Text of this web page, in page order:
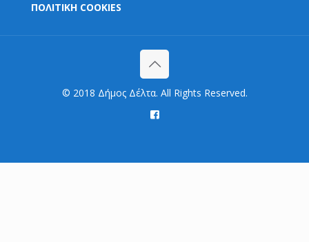
ΠΟΛΙΤΙΚΗ COOKIES
© 2018 Δήμος Δέλτα. All Rights Reserved.